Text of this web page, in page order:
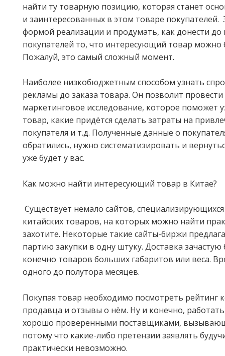
найти ту товарную позицию, которая станет
и заинтересованных в этом товаре покупателей.
формой реализации и продумать, как донести
покупателей то, что интересующий товар можно
Пожалуй, это самый сложный момент.
Наиболее низкобюджетным способом узнать
рекламы до заказа товара. Он позволит
маркетинговое исследование, которое поможет
товар, какие придётся сделать затраты на
покупателя и т.д. Полученные данные о
обратились, нужно систематизировать и
уже будет у вас.
Как можно найти интересующий товар в Китае?
Существует немало сайтов,
китайских товаров, на которых можно найти
захотите. Некоторые такие сайты-биржи
партию закупки в одну штуку. Доставка зачастую
конечно товаров больших габаритов или веса.
одного до полутора месяцев.
Покупая товар необходимо посмотреть рейтинг
продавца и отзывы о нём. Ну и конечно,
хорошо проверенными поставщиками,
потому что какие-либо претензии заявлять
практически невозможно.